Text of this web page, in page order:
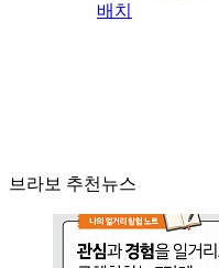
배치
브라보 추천뉴스